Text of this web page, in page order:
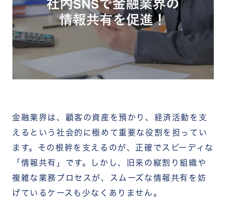
金融業界は、顧客の資産を預かり、経済活動を支
えるという社会的に極めて重要な役割を担ってい
ます。その根幹を支えるのが、正確でスピーディな
「情報共有」です。しかし、旧来の縦割り組織や
複雑な業務プロセスが、スムーズな情報共有を妨
げているケースも少なくありません。